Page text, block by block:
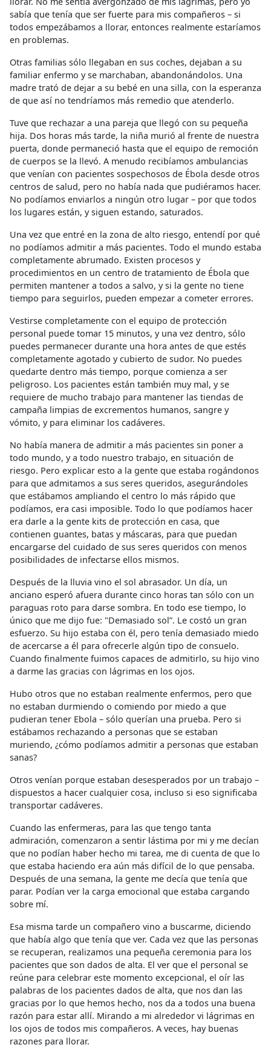
sabía que tenía que ser fuerte para mis compañeros – si
todos empezábamos a llorar, entonces realmente estaríamos
en problemas.
Otras familias sólo llegaban en sus coches, dejaban a su
familiar enfermo y se marchaban, abandonándolos. Una
madre trató de dejar a su bebé en una silla, con la esperanza
de que así no tendríamos más remedio que atenderlo.
Tuve que rechazar a una pareja que llegó con su pequeña
hija. Dos horas más tarde, la niña murió al frente de nuestra
puerta, donde permaneció hasta que el equipo de remoción
de cuerpos se la llevó. A menudo recibíamos ambulancias
que venían con pacientes sospechosos de Ébola desde otros
centros de salud, pero no había nada que pudiéramos hacer.
No podíamos enviarlos a ningún otro lugar – por que todos
los lugares están, y siguen estando, saturados.
Una vez que entré en la zona de alto riesgo, entendí por qué
no podíamos admitir a más pacientes. Todo el mundo estaba
completamente abrumado. Existen procesos y
procedimientos en un centro de tratamiento de Ébola que
permiten mantener a todos a salvo, y si la gente no tiene
tiempo para seguirlos, pueden empezar a cometer errores.
Vestirse completamente con el equipo de protección
personal puede tomar 15 minutos, y una vez dentro, sólo
puedes permanecer durante una hora antes de que estés
completamente agotado y cubierto de sudor. No puedes
quedarte dentro más tiempo, porque comienza a ser
peligroso. Los pacientes están también muy mal, y se
requiere de mucho trabajo para mantener las tiendas de
campaña limpias de excrementos humanos, sangre y
vómito, y para eliminar los cadáveres.
No había manera de admitir a más pacientes sin poner a
todo mundo, y a todo nuestro trabajo, en situación de
riesgo. Pero explicar esto a la gente que estaba rogándonos
para que admitamos a sus seres queridos, asegurándoles
que estábamos ampliando el centro lo más rápido que
podíamos, era casi imposible. Todo lo que podíamos hacer
era darle a la gente kits de protección en casa, que
contienen guantes, batas y máscaras, para que puedan
encargarse del cuidado de sus seres queridos con menos
posibilidades de infectarse ellos mismos.
Después de la lluvia vino el sol abrasador. Un día, un
anciano esperó afuera durante cinco horas tan sólo con un
paraguas roto para darse sombra. En todo ese tiempo, lo
único que me dijo fue: "Demasiado sol”. Le costó un gran
esfuerzo. Su hijo estaba con él, pero tenía demasiado miedo
de acercarse a él para ofrecerle algún tipo de consuelo.
Cuando finalmente fuimos capaces de admitirlo, su hijo vino
a darme las gracias con lágrimas en los ojos.
Hubo otros que no estaban realmente enfermos, pero que
no estaban durmiendo o comiendo por miedo a que
pudieran tener Ebola – sólo querían una prueba. Pero si
estábamos rechazando a personas que se estaban
muriendo, ¿cómo podíamos admitir a personas que estaban
sanas?
Otros venían porque estaban desesperados por un trabajo –
dispuestos a hacer cualquier cosa, incluso si eso significaba
transportar cadáveres.
Cuando las enfermeras, para las que tengo tanta
admiración, comenzaron a sentir lástima por mi y me decían
que no podían haber hecho mi tarea, me di cuenta de que lo
que estaba haciendo era aún más difícil de lo que pensaba.
Después de una semana, la gente me decía que tenía que
parar. Podían ver la carga emocional que estaba cargando
sobre mí.
Esa misma tarde un compañero vino a buscarme, diciendo
que había algo que tenía que ver. Cada vez que las personas
se recuperan, realizamos una pequeña ceremonia para los
pacientes que son dados de alta. El ver que el personal se
reúne para celebrar este momento excepcional, el oír las
palabras de los pacientes dados de alta, que nos dan las
gracias por lo que hemos hecho, nos da a todos una buena
razón para estar allí. Mirando a mi alrededor vi lágrimas en
los ojos de todos mis compañeros. A veces, hay buenas
razones para llorar.